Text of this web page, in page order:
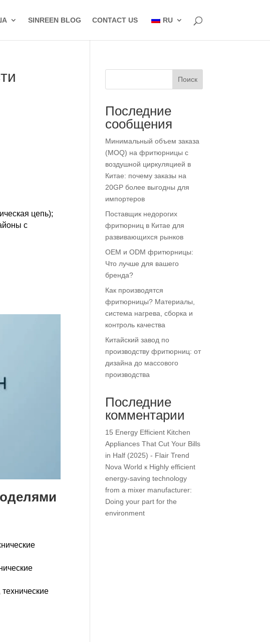
SINREEN BLOG CONTACT US RU
цепь);
с
Поиск
Последние
сообщения
Минимальный объем заказа
(MOQ) на фритюрницы с
воздушной циркуляцией в
Китае: почему заказы на
20GP более выгодны для
импортеров
Поставщик недорогих
фритюрниц в Китае для
развивающихся рынков
OEM и ODM фритюрницы:
Что лучше для вашего
бренда?
Как производятся
фритюрницы? Материалы,
система нагрева, сборка и
контроль качества
Китайский завод по
производству фритюрниц: от
дизайна до массового
производства
Последние
комментарии
15 Energy Efficient Kitchen
Appliances That Cut Your Bills
in Half (2025) - Flair Trend
Nova World к Highly efficient
energy-saving technology
from a mixer manufacturer:
Doing your part for the
environment